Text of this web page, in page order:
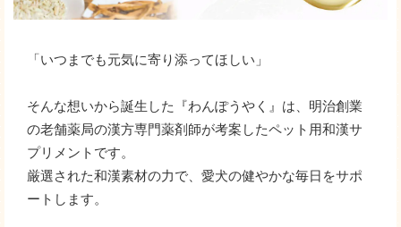
「いつまでも元気に寄り添ってほしい」
そんな想いから誕生した『わんぽうやく』は、明治創業
の老舗薬局の漢方専門薬剤師が考案したペット用和漢サ
プリメントです。
厳選された和漢素材の力で、愛犬の健やかな毎日をサポ
ートします。